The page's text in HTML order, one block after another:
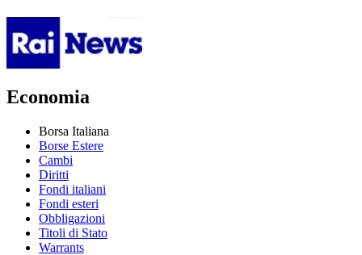
Economia
Borsa Italiana
Borse Estere
Cambi
Diritti
Fondi italiani
Fondi esteri
Obbligazioni
Titoli di Stato
Warrants